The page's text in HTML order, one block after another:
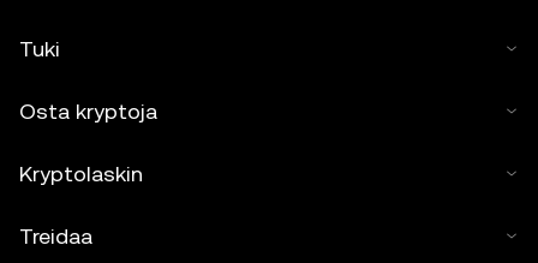
Tuki
Osta kryptoja
Kryptolaskin
Treidaa